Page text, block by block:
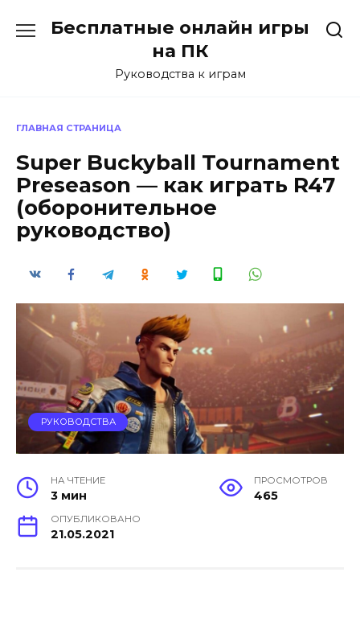
Бесплатные онлайн игры
на ПК
Руководства к играм
ГЛАВНАЯ СТРАНИЦА
Super Buckyball Tournament
Preseason — как играть R47
(оборонительное
руководство)
РУКОВОДСТВА
НА ЧТЕНИЕ
3 мин
ПРОСМОТРОВ
465
ОПУБЛИКОВАНО
21.05.2021